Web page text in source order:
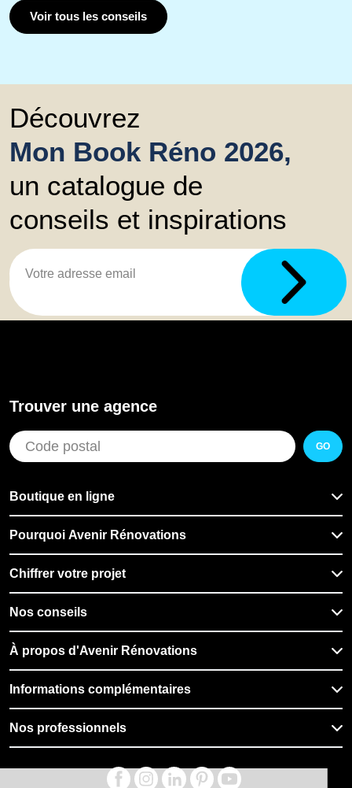
Voir tous les conseils
Découvrez
Mon Book Réno 2026,
un catalogue de
conseils et inspirations
Trouver une agence
GO
Boutique en ligne
Pourquoi Avenir Rénovations
Chiffrer votre projet
Nos conseils
À propos d'Avenir Rénovations
Informations complémentaires
Nos professionnels